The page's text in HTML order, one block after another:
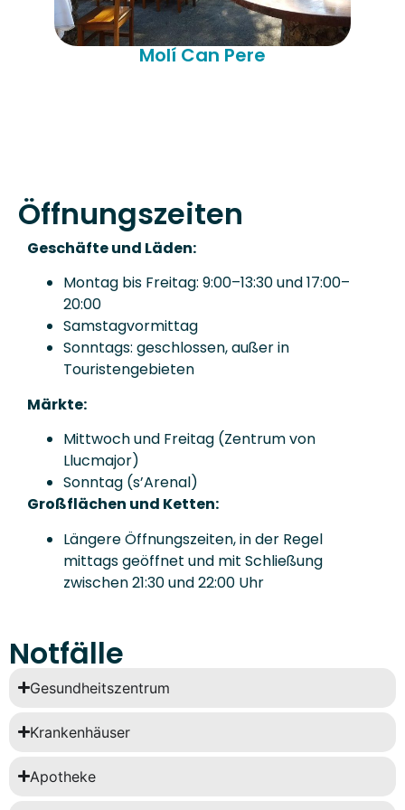
Molí Can Pere
Öffnungszeiten
Geschäfte und Läden:
Montag bis Freitag: 9:00–13:30 und 17:00–
20:00
Samstagvormittag
Sonntags: geschlossen, außer in
Touristengebieten
Märkte:
Mittwoch und Freitag (Zentrum von
Llucmajor)
Sonntag (s’Arenal)
Großflächen und Ketten:
Längere Öffnungszeiten, in der Regel
mittags geöffnet und mit Schließung
zwischen 21:30 und 22:00 Uhr
Notfälle
Gesundheitszentrum
Krankenhäuser
Apotheke